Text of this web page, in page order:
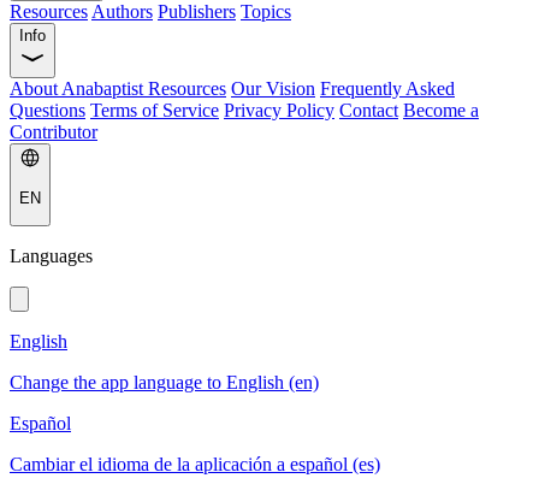
Resources Authors Publishers Topics
Info
About Anabaptist Resources Our Vision Frequently Asked
Questions Terms of Service Privacy Policy Contact Become a
Contributor
EN
Languages
English
Change the app language to English (en)
Español
Cambiar el idioma de la aplicación a español (es)